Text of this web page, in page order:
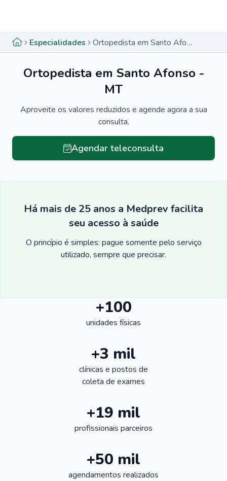
Especialidades Ortopedista em Santo Afonso - MT
Ortopedista em Santo Afonso -
MT
Aproveite os valores reduzidos e agende agora a sua
consulta.
Agendar teleconsulta
Há mais de 25 anos a Medprev facilita
seu acesso à saúde
O princípio é simples: pague somente pelo serviço
utilizado, sempre que precisar.
+100
unidades físicas
+3 mil
clínicas e postos de
coleta de exames
+19 mil
profissionais parceiros
+50 mil
agendamentos realizados